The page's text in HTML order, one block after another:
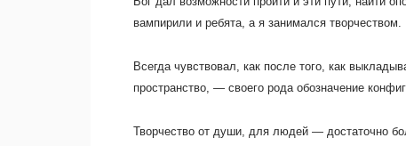
вампирили и ребята, а я занимался творчеством.
Всегда чувствовал, как после того, как
пространство, — своего рода обозначение
Творчество от души, для людей — достаточно